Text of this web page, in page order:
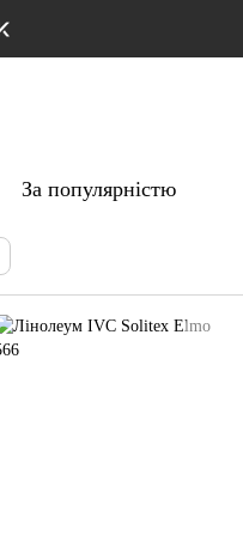
За популярністю